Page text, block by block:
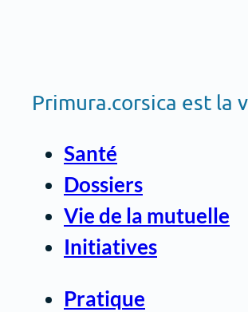
Primura.corsica est la
Santé
Dossiers
Vie de la mutuelle
Initiatives
Pratique